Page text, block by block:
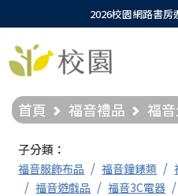
2026校園網路書
首頁 福音禮品 福
子分類：
福音服飾布品 福音鐘錶類
福音遊戲品
福音3C電器